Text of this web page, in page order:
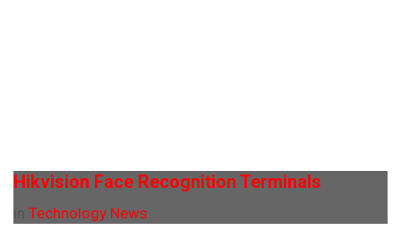
Hikvision Face Recognition Terminals
Technology News